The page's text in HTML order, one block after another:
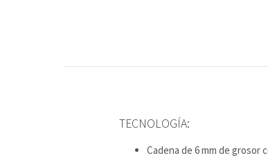
TECNOLOGÍA:
Cadena de 6 mm de